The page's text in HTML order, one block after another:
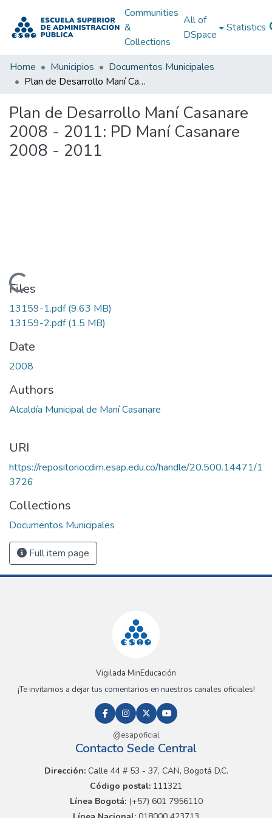
Communities
&
Collections
All of
DSpace
Statistics
Home Municipios
Documentos Municipales
Plan de Desarrollo Maní Casanare 2008 - 2011: PD Maní Casanare 2008 - 2011
Plan de Desarrollo Maní Casanare
2008 - 2011: PD Maní Casanare
2008 - 2011
Loading...
Files
13159-1.pdf(9.63 MB)
13159-2.pdf(1.5 MB)
Date
2008
Authors
Alcaldía Municipal de Maní Casanare
URI
https://repositoriocdim.esap.edu.co/handle/20.500.14471/1
3726
Collections
Documentos Municipales
Full item page
Vigilada MinEducación
¡Te invitamos a dejar tus comentarios en nuestros canales oficiales!
@esapoficial
Contacto Sede Central
Dirección:Calle 44 # 53 - 37, CAN, Bogotá D.C.
Código postal: 111321
Línea Bogotá:(+57) 601 7956110